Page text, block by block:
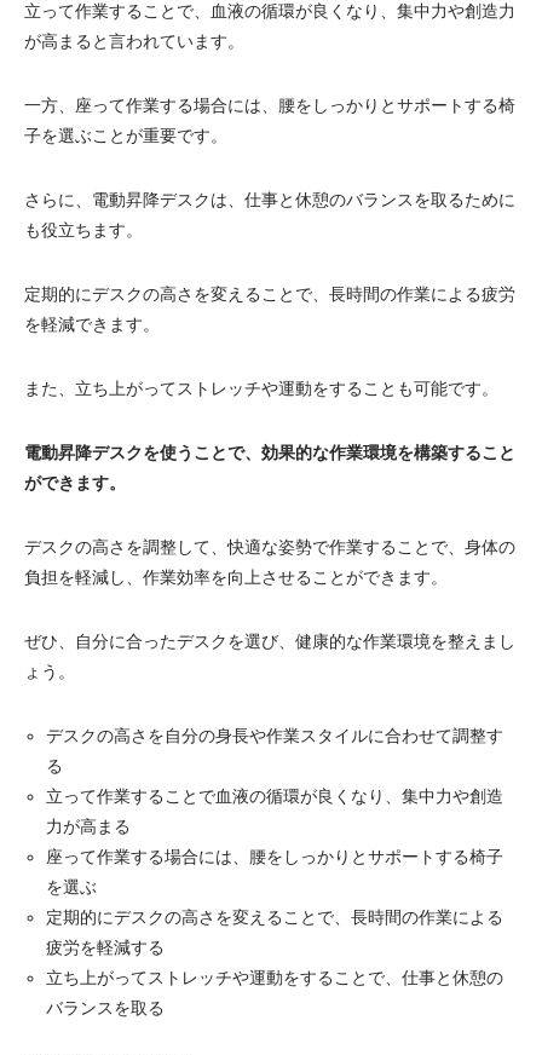
立って作業することで、血液の循環が良くなり、集中力や創造力
が高まると言われています。
一方、座って作業する場合には、腰をしっかりとサポートする椅
子を選ぶことが重要です。
さらに、電動昇降デスクは、仕事と休憩のバランスを取るために
も役立ちます。
定期的にデスクの高さを変えることで、長時間の作業による疲労
を軽減できます。
また、立ち上がってストレッチや運動をすることも可能です。
電動昇降デスクを使うことで、効果的な作業環境を構築すること
ができます。
デスクの高さを調整して、快適な姿勢で作業することで、身体の
負担を軽減し、作業効率を向上させることができます。
ぜひ、自分に合ったデスクを選び、健康的な作業環境を整えまし
ょう。
デスクの高さを自分の身長や作業スタイルに合わせて調整す
る
立って作業することで血液の循環が良くなり、集中力や創造
力が高まる
座って作業する場合には、腰をしっかりとサポートする椅子
を選ぶ
定期的にデスクの高さを変えることで、長時間の作業による
疲労を軽減する
立ち上がってストレッチや運動をすることで、仕事と休憩の
バランスを取る